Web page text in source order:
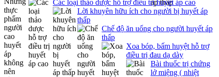
Các loại thảo dược hỗ trợ điều trị huyết áp cao
Lời khuyên hữu ích cho người bị huyết áp
thấp
Chế độ ăn uống cho người huyết áp
thấp
Xoa bóp, bấm huyệt hỗ trợ
điều trị đau dạ dày
Bài thuốc trị chứng
lở miệng ( nhiệt